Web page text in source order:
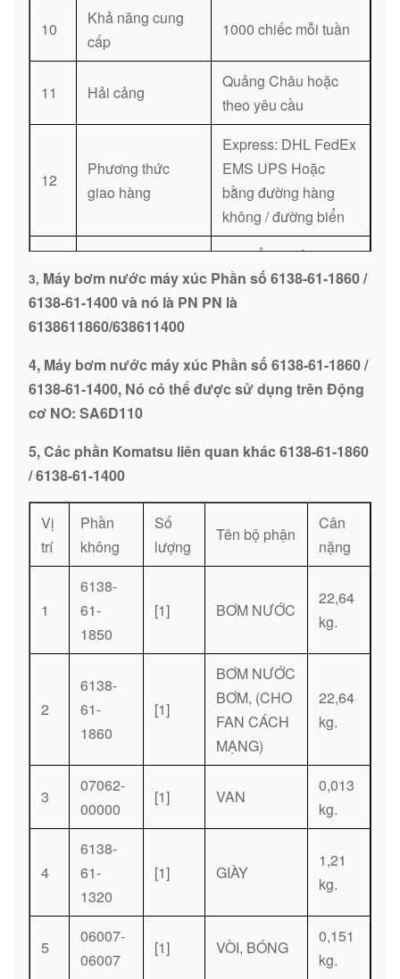
10
Khả năng cung
cấp
1000 chiếc mỗi tuần
11 Hải cảng
Quảng Châu hoặc
theo yêu cầu
12
Phương thức
giao hàng
Express: DHL FedEx
EMS UPS Hoặc
bằng đường hàng
không / đường biển
Phương thức
thanh toán
Chuyển khoản ngân
hàng, Western
Union, Money Gram,
3, Máy bơm nước máy xúc Phần số 6138-61-1860 /
6138-61-1400và nó là PN PN là
6138611860/638611400
4, Máy bơm nước máy xúc Phần số 6138-61-1860 /
6138-61-1400, Nó có thể được sử dụng trên Động
cơ NO: SA6D110
5, Các phần Komatsu liên quan khác 6138-61-1860
/ 6138-61-1400
Vị
trí
Phần
không
Số
lượng
Tên bộ phận
Cân
nặng
1
6138-
61-
1850
[1] BƠM NƯỚC
22,64
kg.
2
6138-
61-
1860
[1]
BƠM NƯỚC
BƠM, (CHO
FAN CÁCH
MẠNG)
22,64
kg.
3
07062-
00000
[1] VAN
0,013
kg.
4
6138-
61-
1320
[1] GIÀY
1,21
kg.
5
06007-
06007
[1] VÒI, BÓNG
0,151
kg.